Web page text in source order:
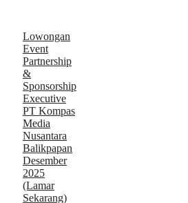
Lowongan
Event
Partnership
&
Sponsorship
Executive
PT Kompas
Media
Nusantara
Balikpapan
Desember
2025
(Lamar
Sekarang)